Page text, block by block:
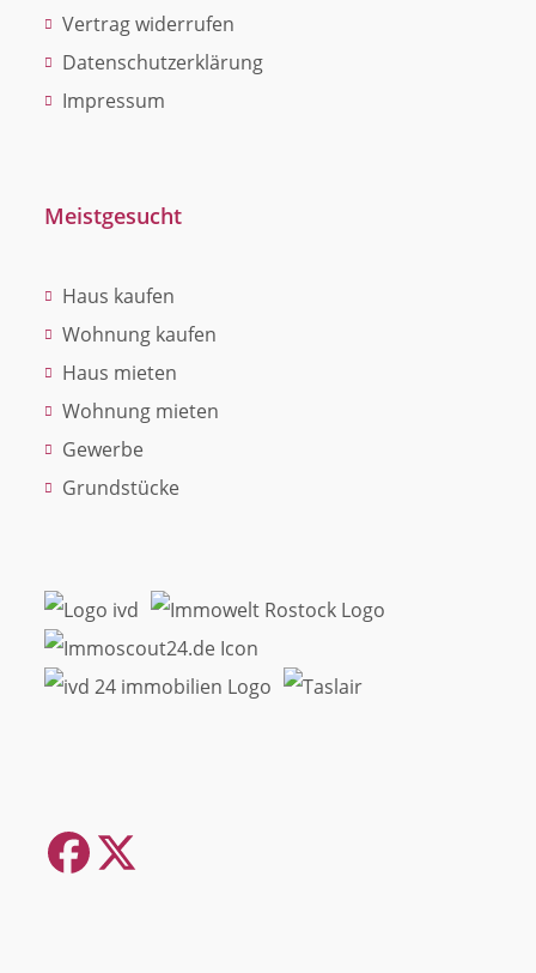
Vertrag widerrufen
Datenschutzerklärung
Impressum
Meistgesucht
Haus kaufen
Wohnung kaufen
Haus mieten
Wohnung mieten
Gewerbe
Grundstücke
Facebook
Twitter